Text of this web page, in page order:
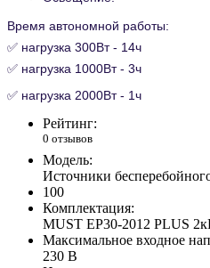
Время автономной работы:
✅ нагрузка 300Вт - 14ч
✅ нагрузка 1000Вт - 3ч
✅ нагрузка 2000Вт - 1ч
Рейтинг:
0 отзывов
Модель:
Источники
100
Комплектация:
MUST EP30-2012 PLUS
Максимальное входное
230 В